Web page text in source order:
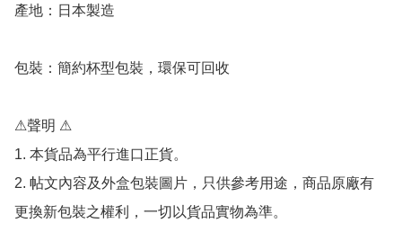
產地：日本製造
包裝：簡約杯型包裝，環保可回收
⚠聲明 ⚠
1. 本貨品為平行進口正貨。
2. 帖文內容及外盒包裝圖片，只供參考用途，商品原廠有
更換新包裝之權利，一切以貨品實物為準。